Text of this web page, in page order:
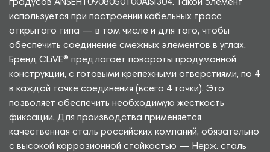
градусов ANSEH10908050100AISI304. Такой элемент
используется при построении кабельных трасс
открытого типа — в том числе и для того, чтобы
обеспечить соединение смежных элементов в углах.
Бренд CLiVE® предлагает повороты продуманной
конструкции, с готовыми крепежными отверстиями, по 4
в каждой точке соединения (всего 4 точки). Это
позволяет обеспечить необходимую жесткость
фиксации. Для производства применяется
качественная сталь российских компаний, обязательно
с высокой коррозионной стойкостью — Нерж. сталь